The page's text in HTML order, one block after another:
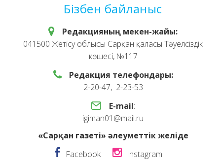
Бізбен байланыс
Редакцияның мекен-жайы:
041500 Жетісу облысы Сарқан қаласы Тәуелсіздік
көшесі, №117
Редакция телефондары:
2-20-47, 2-23-53
E-mail:
igiman01@mail.ru
«Сарқан газеті» әлеуметтік желіде
Facebook
Instagram